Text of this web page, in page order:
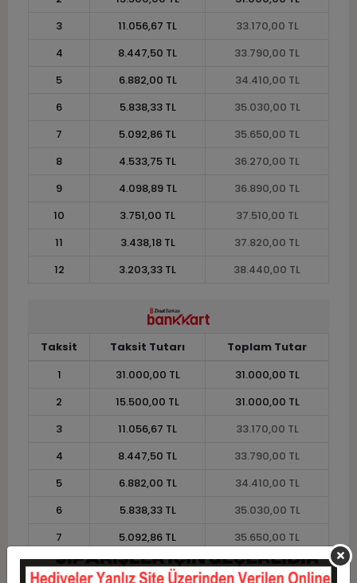
3
11.056,67 TL
33.170,00 TL
4
8.447,50 TL
33.790,00 TL
5
6.882,00 TL
34.410,00 TL
6
5.838,33 TL
35.030,00 TL
7
5.092,86 TL
35.650,00 TL
8
4.533,75 TL
36.270,00 TL
9
4.098,89 TL
36.890,00 TL
10
3.751,00 TL
37.510,00 TL
11
3.438,18 TL
37.820,00 TL
12
3.203,33 TL 38.440,00 TL
Taksit Taksit Tutarı
Toplam Tutar
1
31.000,00 TL
31.000,00 TL
2
15.500,00 TL
31.000,00 TL
3
11.056,67 TL
33.170,00 TL
4
8.447,50 TL
33.790,00 TL
5
6.882,00 TL
34.410,00 TL
6
5.838,33 TL
35.030,00 TL
7
5.092,86 TL
35.650,00 TL
8
4.533,75 TL
36.270,00 TL